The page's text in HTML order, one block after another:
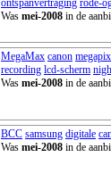
Was mei-2008 in de
MegaMax canon
recording lcd-scherm
Was mei-2008 in de
BCC samsung digitale
Was mei-2008 in de